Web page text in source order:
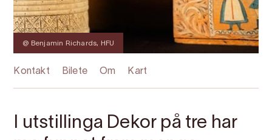
Bildegalleri
@ Benjamin Richards, HFU
Kontakt Bilete Om Kart
I utstillinga Dekor på tre har